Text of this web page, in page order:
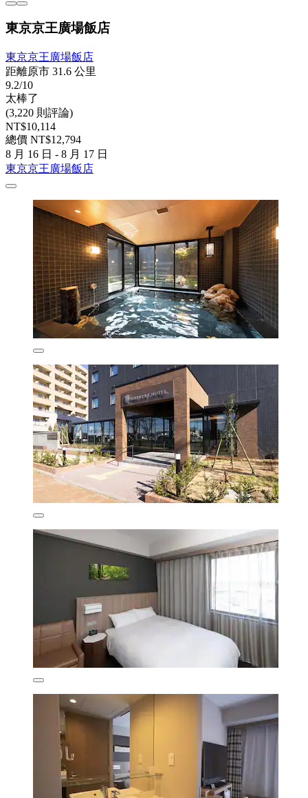
東京京王廣場飯店
東京京王廣場飯店
距離原市 31.6 公里
9.2/10
太棒了
(3,220 則評論)
NT$10,114
總價 NT$12,794
8 月 16 日 - 8 月 17 日
東京京王廣場飯店